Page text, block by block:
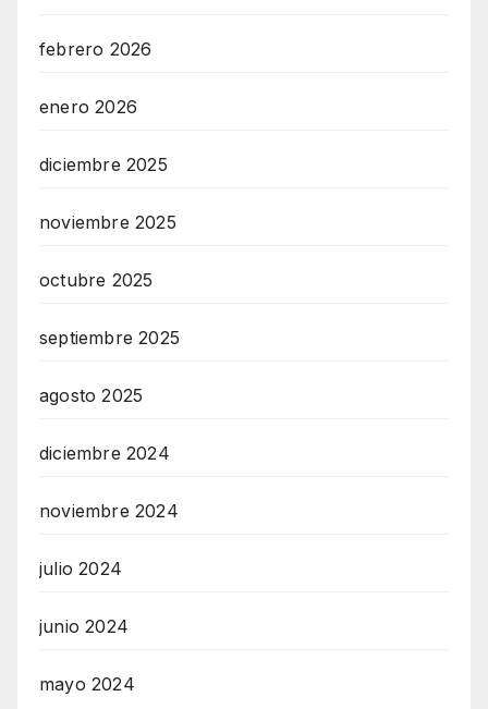
febrero 2026
enero 2026
diciembre 2025
noviembre 2025
octubre 2025
septiembre 2025
agosto 2025
diciembre 2024
noviembre 2024
julio 2024
junio 2024
mayo 2024